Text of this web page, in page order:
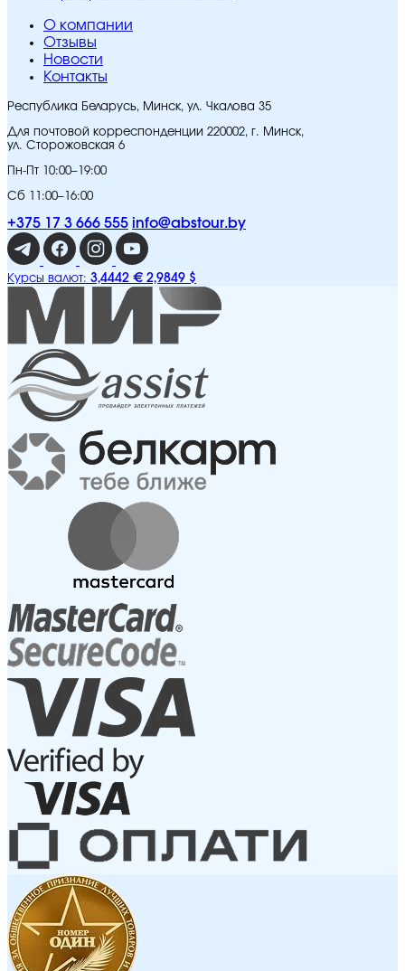
O компании
Отзывы
Новости
Контакты
Республика Беларусь, Минск, ул. Чкалова 35
Для почтовой корреспонденции 220002, г. Минск,
ул. Сторожовская 6
Пн-Пт 10:00–19:00
Сб 11:00–16:00
+375 17 3 666 555 info@abstour.by
Курсы валют: 3,4442 € 2,9849 $